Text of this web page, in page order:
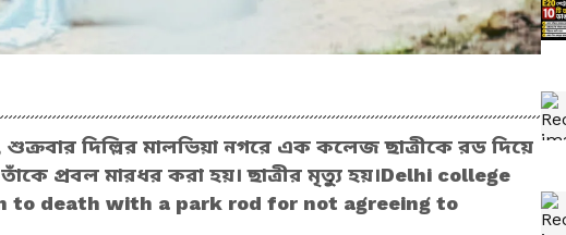
শুক্রবার দিল্লির মালভিয়া নগরে এক কলেজ ছাত্রীকে রড দিয়ে
প্রবল মারধর করা হয়। ছাত্রীর মৃত্যু হয়।Delhi college
to death with a park rod for not agreeing to